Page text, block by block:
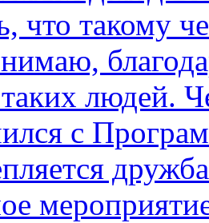
что такому
людей.
с